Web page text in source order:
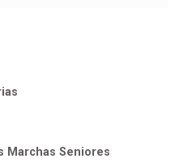
Marchas Seniores